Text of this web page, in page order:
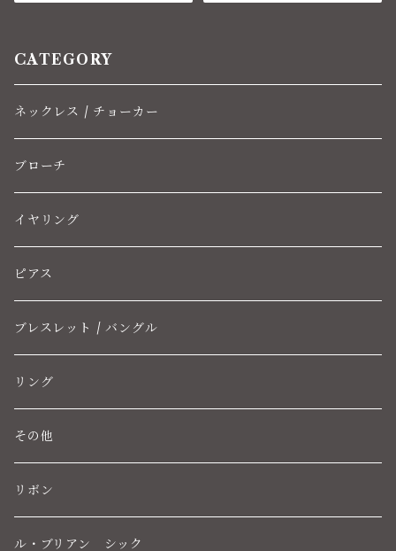
CATEGORY
ネックレス / チョーカー
ブローチ
イヤリング
ピアス
ブレスレット / バングル
リング
その他
リボン
ル・ブリアン シック